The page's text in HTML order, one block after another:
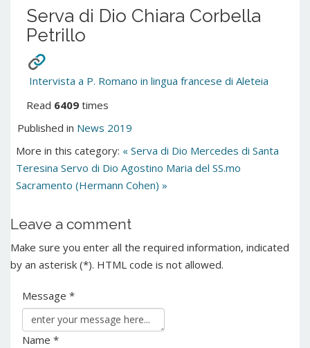
Serva di Dio Chiara Corbella
Petrillo
Intervista a P. Romano in lingua francese di Aleteia
Read 6409 times
Published in News 2019
More in this category: « Serva di Dio Mercedes di Santa
Teresina Servo di Dio Agostino Maria del SS.mo
Sacramento (Hermann Cohen) »
Leave a comment
Make sure you enter all the required information, indicated
by an asterisk (*). HTML code is not allowed.
Message *
Name *